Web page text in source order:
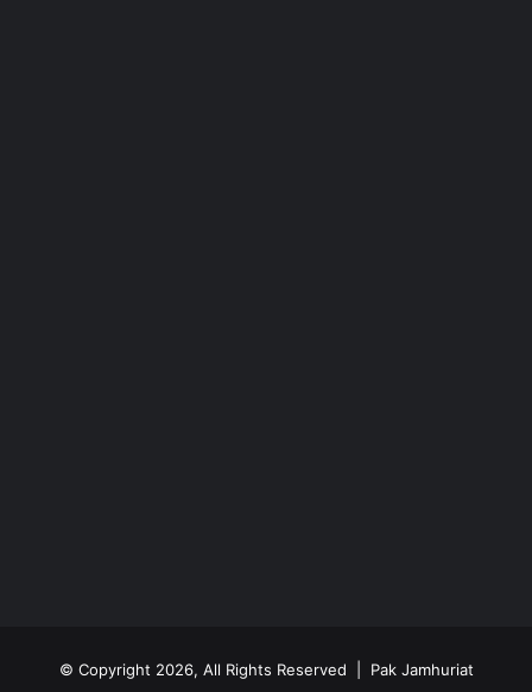
© Copyright 2026, All Rights Reserved | Pak Jamhuriat